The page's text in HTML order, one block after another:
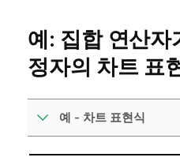
예: 집합 연산자
정자의 차트 표
예 - 차트 표현식